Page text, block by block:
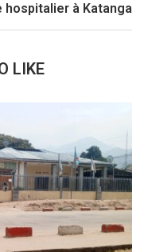
hospitalier à Katanga
LIKE